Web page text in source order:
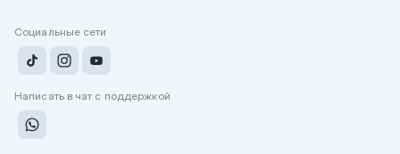
Социальные сети
Написать в чат с поддержкой